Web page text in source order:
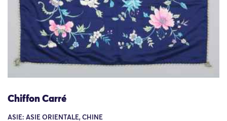
Chiffon Carré
ASIE: ASIE ORIENTALE, CHINE